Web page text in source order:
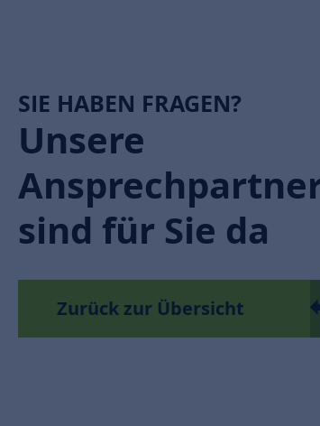
SIE HABEN FRAGEN?
Unsere
sind für Sie da
Zurück zur Übersicht